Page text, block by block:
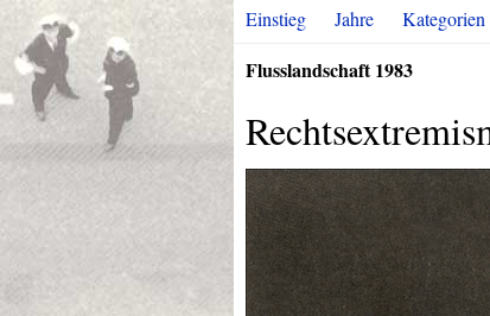
Einstieg Jahre Kategorien
Flusslandschaft 1983